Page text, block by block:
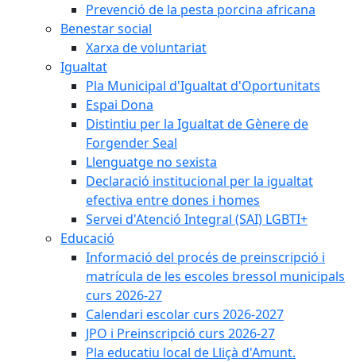
Prevenció de la pesta porcina africana
Benestar social
Xarxa de voluntariat
Igualtat
Pla Municipal d'Igualtat d'Oportunitats
Espai Dona
Distintiu per la Igualtat de Gènere de
Forgender Seal
Llenguatge no sexista
Declaració institucional per la igualtat
efectiva entre dones i homes
Servei d'Atenció Integral (SAI) LGBTI+
Educació
Informació del procés de preinscripció i
matrícula de les escoles bressol municipals
curs 2026-27
Calendari escolar curs 2026-2027
JPO i Preinscripció curs 2026-27
Pla educatiu local de Lliçà d'Amunt.